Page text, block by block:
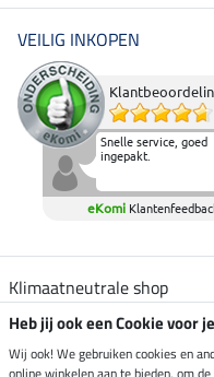
VEILIG INKOPEN
Snelle service, goed
ingepakt.
eKomi
Klimaatneutrale shop
Verzending per
Heb jij ook een Cookie voor
Wij ook! We gebruiken cookies en